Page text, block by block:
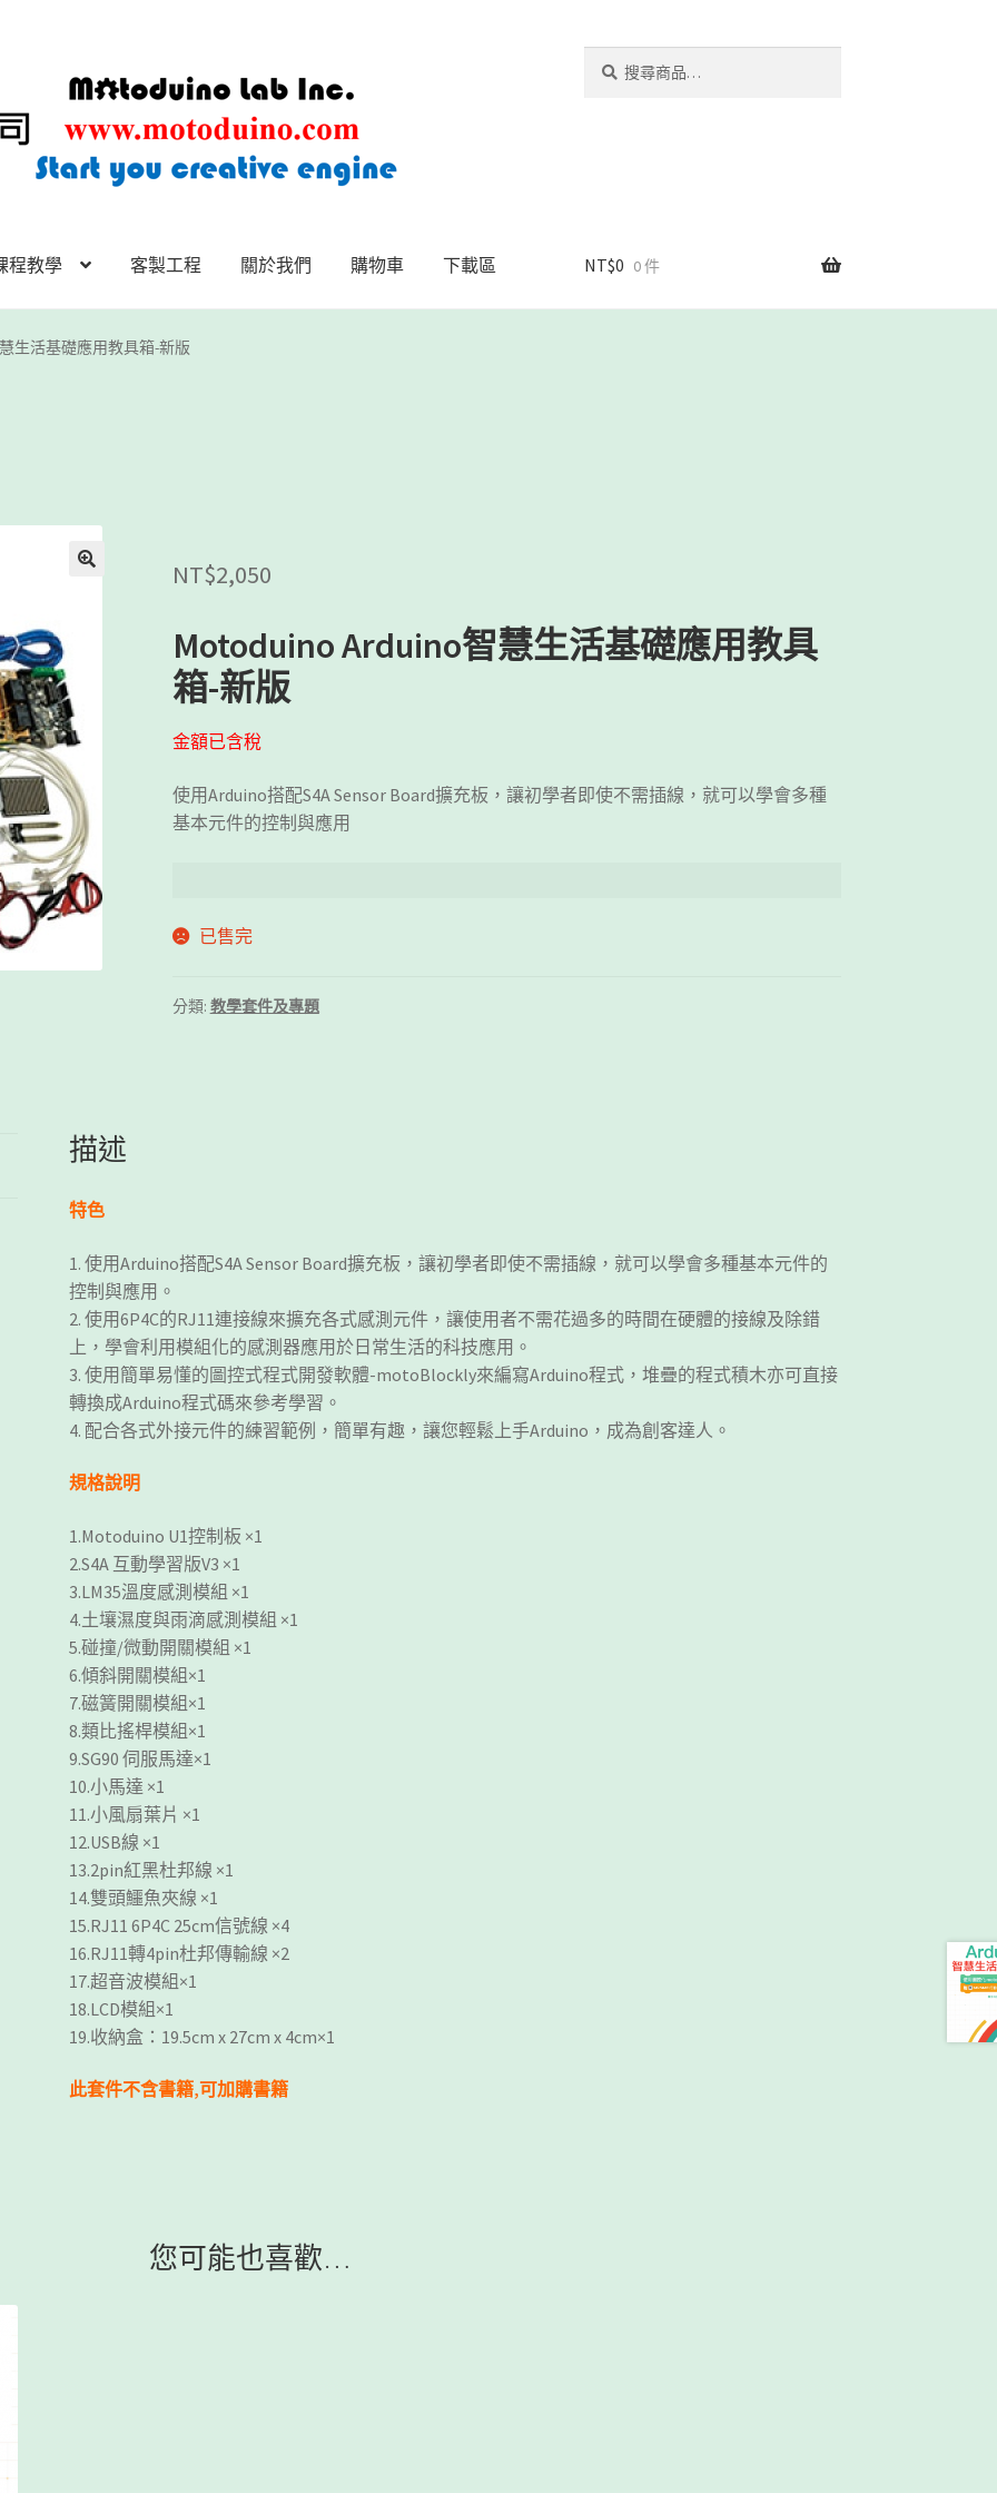
程教學 客製工程 關於我們 購物車 下載區
區下載區1 商店客製工程
NT$0 0 件
生活基礎應用教具箱-新版
NT$2,050
Motoduino Arduino智慧生活基礎應用教具
箱-新版
金額已含稅
使用Arduino搭配S4A Sensor Board擴充板，讓初學者即使不需插線，就可以學會多種
基本元件的控制與應用
已售完
分類: 教學套件及專題
描述
特色
1. 使用Arduino搭配S4A Sensor Board擴充板，讓初學者即使不需插線，就可以學會多種基本元件的
控制與應用。
2. 使用6P4C的RJ11連接線來擴充各式感測元件，讓使用者不需花過多的時間在硬體的接線及除錯
上，學會利用模組化的感測器應用於日常生活的科技應用。
3. 使用簡單易懂的圖控式程式開發軟體-motoBlockly來編寫Arduino程式，堆疊的程式積木亦可直接
轉換成Arduino程式碼來參考學習。
4. 配合各式外接元件的練習範例，簡單有趣，讓您輕鬆上手Arduino，成為創客達人。
規格說明
1.Motoduino U1控制板 ×1
2.S4A 互動學習版V3 ×1
3.LM35溫度感測模組 ×1
4.土壤濕度與雨滴感測模組 ×1
5.碰撞/微動開關模組 ×1
6.傾斜開關模組×1
7.磁簧開關模組×1
8.類比搖桿模組×1
9.SG90 伺服馬達×1
10.小馬達 ×1
11.小風扇葉片 ×1
12.USB線 ×1
13.2pin紅黑杜邦線 ×1
14.雙頭鱷魚夾線 ×1
15.RJ11 6P4C 25cm信號線 ×4
16.RJ11轉4pin杜邦傳輸線 ×2
17.超音波模組×1
18.LCD模組×1
19.收納盒：19.5cm x 27cm x 4cm×1
此套件不含書籍,可加購書籍
您可能也喜歡…